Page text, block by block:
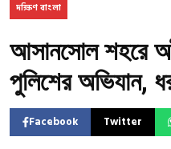
দক্ষিণ বাংলা
আসানসোল শহরে
পুলিশের অভিযান,
Facebook Twitter